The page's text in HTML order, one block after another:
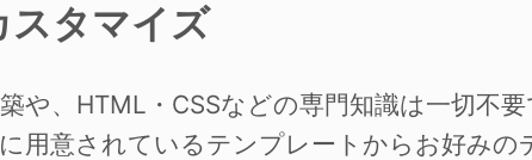
スタマイズ
や、HTML・CSSなどの専門知識は一切不
用意されているテンプレートからお好みの